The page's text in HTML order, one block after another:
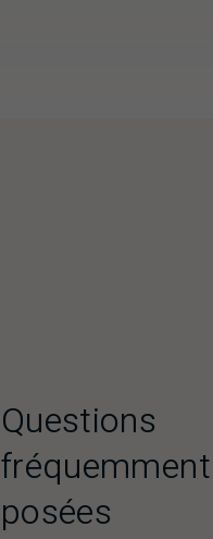
Questions
fréquemment
posées